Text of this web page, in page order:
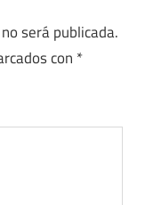
será publicada.
con *